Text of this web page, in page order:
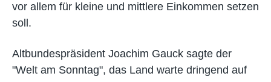
vor allem für kleine und mittlere Einkommen setzen
soll.
Altbundespräsident Joachim Gauck sagte der
"Welt am Sonntag", das Land warte dringend auf